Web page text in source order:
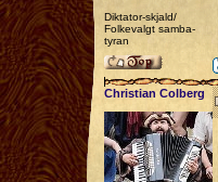
Diktator-skjald/
Folkevalgt samba-
tyran
Christian Colberg